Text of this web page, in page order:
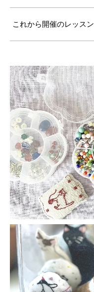
これから開催のレッスン